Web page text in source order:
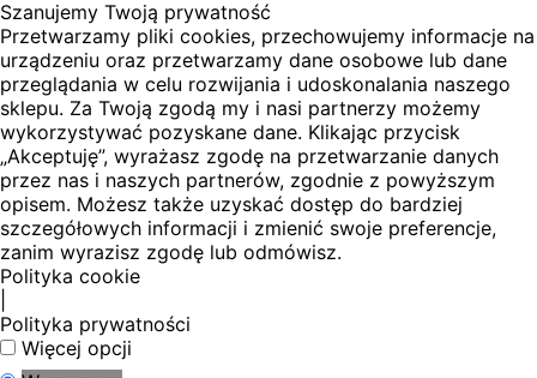
Szanujemy Twoją prywatność
Przetwarzamy pliki cookies, przechowujemy informacje na
urządzeniu oraz przetwarzamy dane osobowe lub dane
przeglądania w celu rozwijania i udoskonalania naszego
sklepu. Za Twoją zgodą my i nasi partnerzy możemy
wykorzystywać pozyskane dane. Klikając przycisk
„Akceptuję”, wyrażasz zgodę na przetwarzanie danych
przez nas i naszych partnerów, zgodnie z powyższym
opisem. Możesz także uzyskać dostęp do bardziej
szczegółowych informacji i zmienić swoje preferencje,
zanim wyrazisz zgodę lub odmówisz.
Polityka cookie
Polityka prywatności
Więcej opcji